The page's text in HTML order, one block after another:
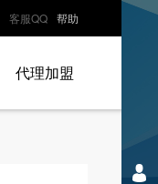
客服QQ 帮助
代理加盟